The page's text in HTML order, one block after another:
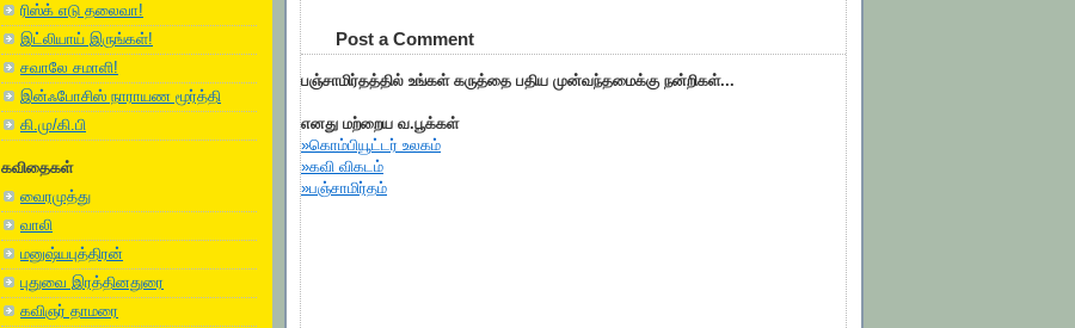
ரிஸ்க் எடு தலைவா!
இட்லியாய் இருங்கள்!
சவாலே சமாளி!
இன்ஃபோசிஸ் நாராயண மூர்த்தி
கி.மு/கி.பி
கவிதைகள்
வைரமுத்து
வாலி
மனுஷ்யபுத்திரன்
புதுவை இரத்தினதுரை
கவிஞர் தாமரை
Post a Comment
பஞ்சாமிர்தத்தில் உங்கள் கருத்தை பதிய முன்வந்தமைக்கு நன்றிகள்...
எனது மற்றைய வ.பூக்கள்
»கொம்பியூட்டர் உலகம்
»கவி விகடம்
»பஞ்சாமிர்தம்